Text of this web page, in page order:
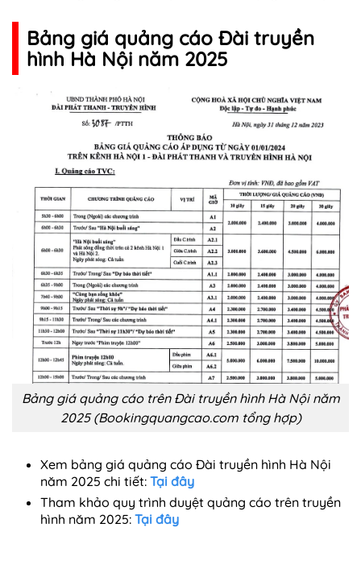
Bảng giá quảng cáo Đài truyền
hình Hà Nội năm 2025
Bảng giá quảng cáo trên Đài truyền hình Hà Nội năm
2025 (Bookingquangcao.com tổng hợp)
Xem bảng giá quảng cáo Đài truyền hình Hà Nội
năm 2025 chi tiết: Tại đây
Tham khảo quy trình duyệt quảng cáo trên truyền
hình năm 2025: Tại đây